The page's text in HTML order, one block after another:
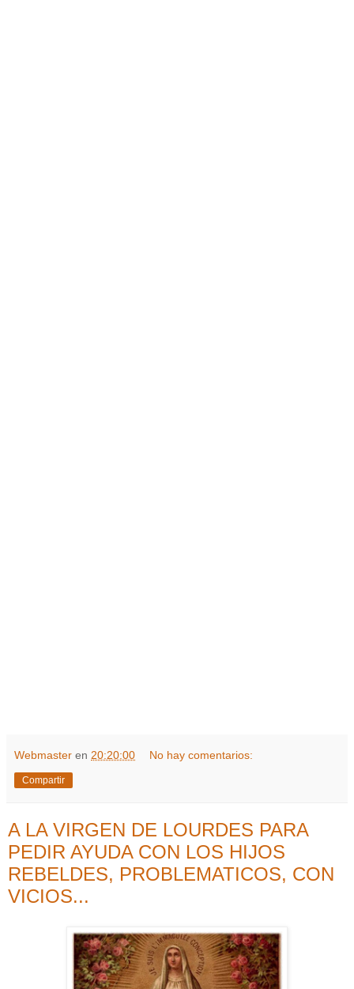
Webmaster en 20:20:00 No hay comentarios:
Compartir
A LA VIRGEN DE LOURDES PARA
PEDIR AYUDA CON LOS HIJOS
REBELDES, PROBLEMATICOS, CON
VICIOS...